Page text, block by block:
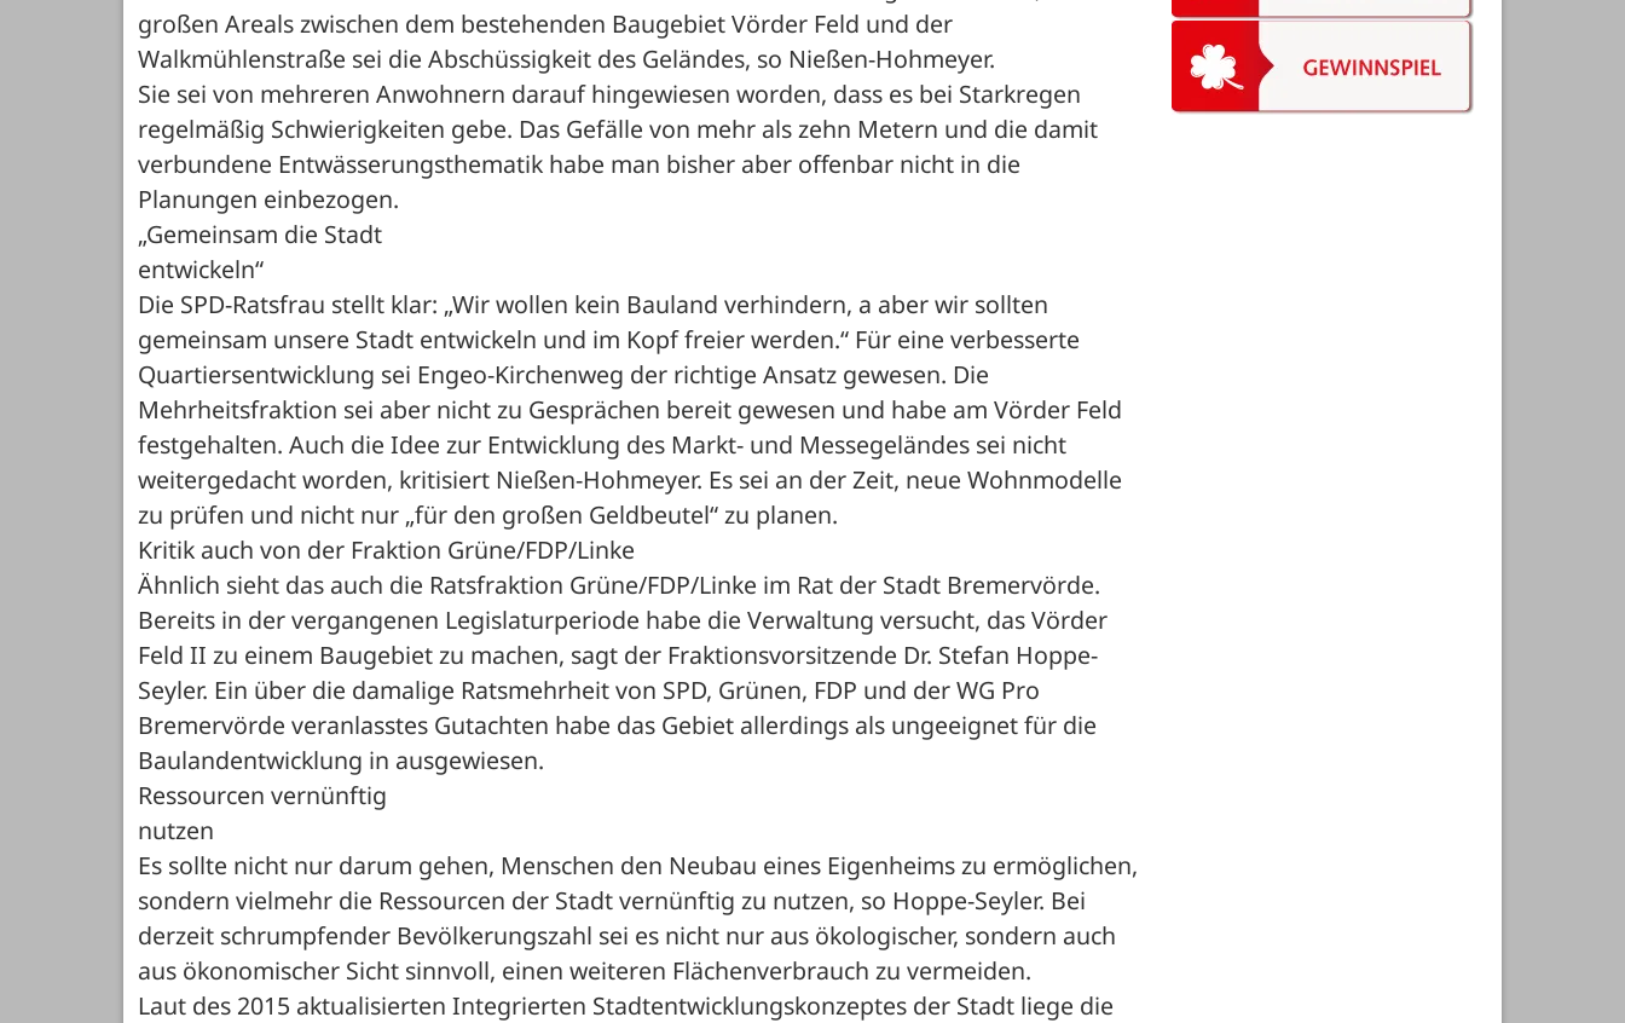
großen Areals zwischen dem bestehenden Baugebiet Vörder Feld und der
Walkmühlenstraße sei die Abschüssigkeit des Geländes, so Nießen-Hohmeyer.
Sie sei von mehreren Anwohnern darauf hingewiesen worden, dass es bei Starkregen
regelmäßig Schwierigkeiten gebe. Das Gefälle von mehr als zehn Metern und die damit
verbundene Entwässerungsthematik habe man bisher aber offenbar nicht in die
Planungen einbezogen.
„Gemeinsam die Stadt
entwickeln“
Die SPD-Ratsfrau stellt klar: „Wir wollen kein Bauland verhindern, a aber wir sollten
gemeinsam unsere Stadt entwickeln und im Kopf freier werden.“ Für eine verbesserte
Quartiersentwicklung sei Engeo-Kirchenweg der richtige Ansatz gewesen. Die
Mehrheitsfraktion sei aber nicht zu Gesprächen bereit gewesen und habe am Vörder Feld
festgehalten. Auch die Idee zur Entwicklung des Markt- und Messegeländes sei nicht
weitergedacht worden, kritisiert Nießen-Hohmeyer. Es sei an der Zeit, neue Wohnmodelle
zu prüfen und nicht nur „für den großen Geldbeutel“ zu planen.
Kritik auch von der Fraktion Grüne/FDP/Linke
Ähnlich sieht das auch die Ratsfraktion Grüne/FDP/Linke im Rat der Stadt Bremervörde.
Bereits in der vergangenen Legislaturperiode habe die Verwaltung versucht, das Vörder
Feld II zu einem Baugebiet zu machen, sagt der Fraktionsvorsitzende Dr. Stefan Hoppe-
Seyler. Ein über die damalige Ratsmehrheit von SPD, Grünen, FDP und der WG Pro
Bremervörde veranlasstes Gutachten habe das Gebiet allerdings als ungeeignet für die
Baulandentwicklung in ausgewiesen.
Ressourcen vernünftig
nutzen
Es sollte nicht nur darum gehen, Menschen den Neubau eines Eigenheims zu ermöglichen,
sondern vielmehr die Ressourcen der Stadt vernünftig zu nutzen, so Hoppe-Seyler. Bei
derzeit schrumpfender Bevölkerungszahl sei es nicht nur aus ökologischer, sondern auch
aus ökonomischer Sicht sinnvoll, einen weiteren Flächenverbrauch zu vermeiden.
Laut des 2015 aktualisierten Integrierten Stadtentwicklungskonzeptes der Stadt liege die